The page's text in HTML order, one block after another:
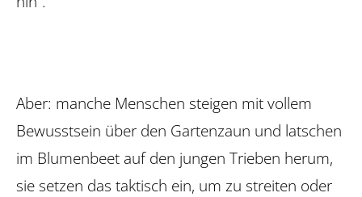
Aber: manche Menschen steigen mit vollem
Bewusstsein über den Gartenzaun und latschen
im Blumenbeet auf den ­jungen Trieben herum,
sie setzen das taktisch ein, um zu streiten oder